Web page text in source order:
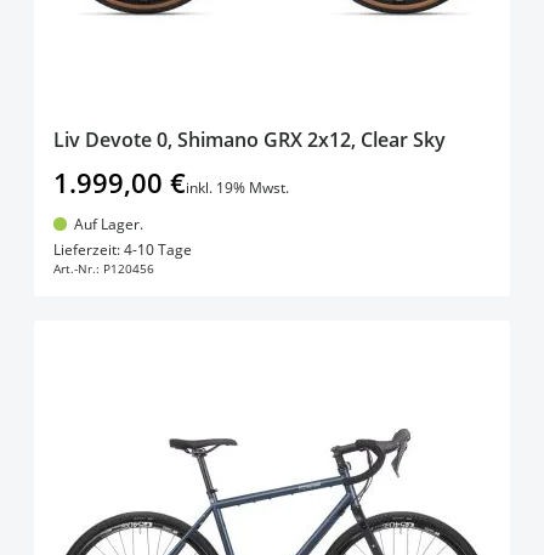
Liv Devote 0, Shimano GRX 2x12, Clear Sky
1.999,00 €inkl. 19% Mwst.
Auf Lager.
Lieferzeit: 4-10 Tage
Art.-Nr.: P120456